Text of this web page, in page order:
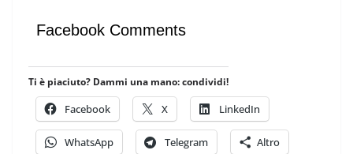
Facebook Comments
Ti è piaciuto? Dammi una mano: condividi!
Facebook X LinkedIn
WhatsApp Telegram Altro